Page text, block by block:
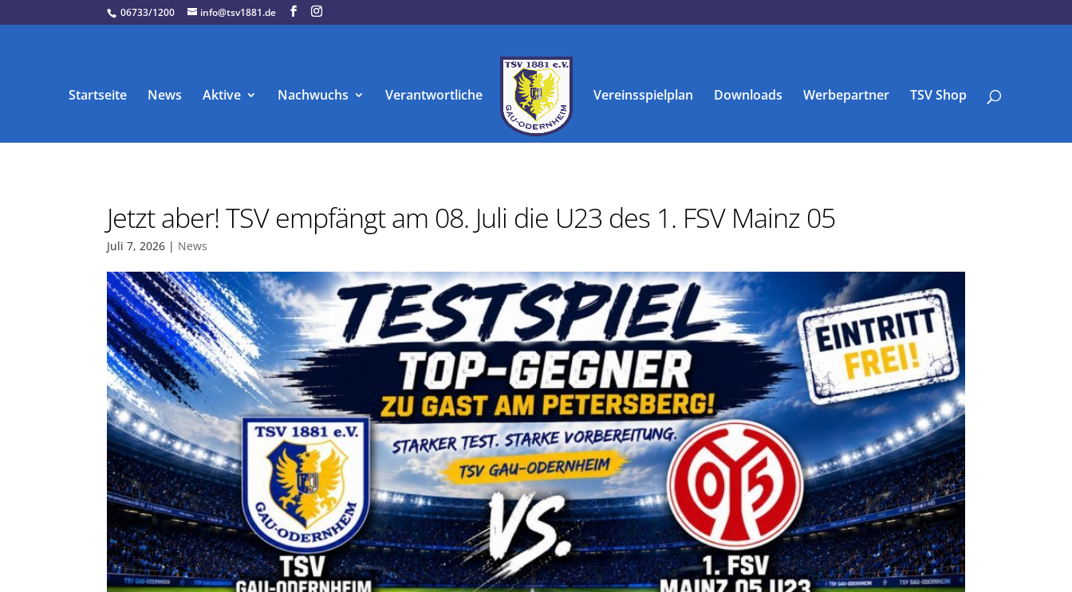
06733/1200 info@tsv1881.de
Startseite News Aktive Nachwuchs Verantwortliche Vereinsspielplan Downloads Werbepartner TSV Shop
Jetzt aber! TSV empfängt am 08. Juli die U23 des 1. FSV Mainz 05
Juli 7, 2026 | News